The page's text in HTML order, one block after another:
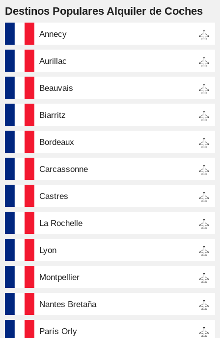
Destinos Populares Alquiler de Coches
Annecy
Aurillac
Beauvais
Biarritz
Bordeaux
Carcassonne
Castres
La Rochelle
Lyon
Montpellier
Nantes Bretaña
París Orly